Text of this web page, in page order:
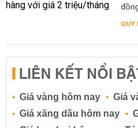
QUY
LIÊN KẾT NỔI
Giá vàng hôm nay
Giá
Giá xăng dầu hôm nay